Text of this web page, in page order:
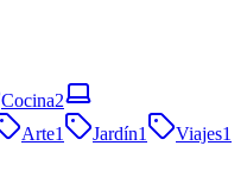
Cocina2
Arte1 Jardín1 Viajes1